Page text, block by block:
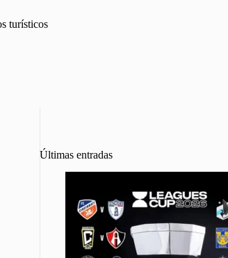
turísticos
Últimas entradas